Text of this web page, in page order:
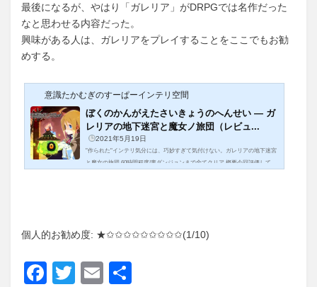
最後になるが、やはり「ガレリア」がDRPGでは名作だった
なと思わせる内容だった。
興味がある人は、ガレリアをプレイすることをここでもお勧
めする。
意識たかむぎのすーぱーインテリ空間
ぼくのかんがえたさいきょうのへんせい ― ガ
レリアの地下迷宮と魔女ノ旅団（レビュ...
2021年5月19日
"作られた"インテリ気分には、巧妙すぎて気付けない。ガレリアの地下迷宮
と魔女の旅団 60時間程度/裏ダンジョンまで全てクリア 概要今回評価してい
個人的お勧め度: ★✩✩✩✩✩✩✩✩✩(1/10)
F
T
E